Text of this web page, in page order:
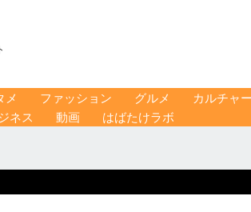
メ ファッション グルメ カルチャー
ネス 動画 はばたけラボ